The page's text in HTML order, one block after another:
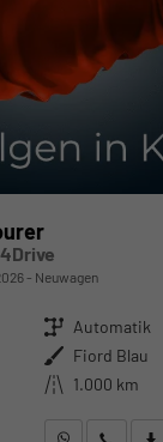
4Drive
Neuwagen
Getriebe Automatik
Außenfarbe Fiord Blau
Kilometerstand 1.000 km
WhatsAppWir